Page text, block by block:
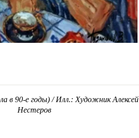
в 90-е годы) / Илл.: Художник Алексей
Нестеров